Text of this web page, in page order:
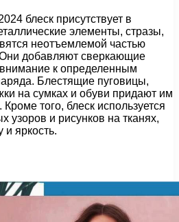
блеск присутствует в
элементы, стразы,
неотъемлемой частью
добавляют сверкающие
к определенным
Блестящие пуговицы,
на сумках и обуви придают им
того, блеск используется
узоров и рисунков на тканях,
и яркость.